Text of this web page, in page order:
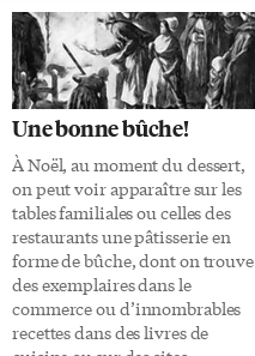
s’étire d’Est en Ouest, deux
instituts ont toutefois retenu
notre attention pour
l’originalité de leur cadre et de
leurs services: Le spa Elizabeth
Milan à Toronto et le Ten spa à
Winnipeg. À Toronto, situé au-
dessous du célèbre hôtel Royal
[…]
Une bonne bûche!
À Noël, au moment du dessert,
on peut voir apparaître sur les
tables familiales ou celles des
restaurants une pâtisserie en
forme de bûche, dont on trouve
des exemplaires dans le
commerce ou d’innombrables
recettes dans des livres de